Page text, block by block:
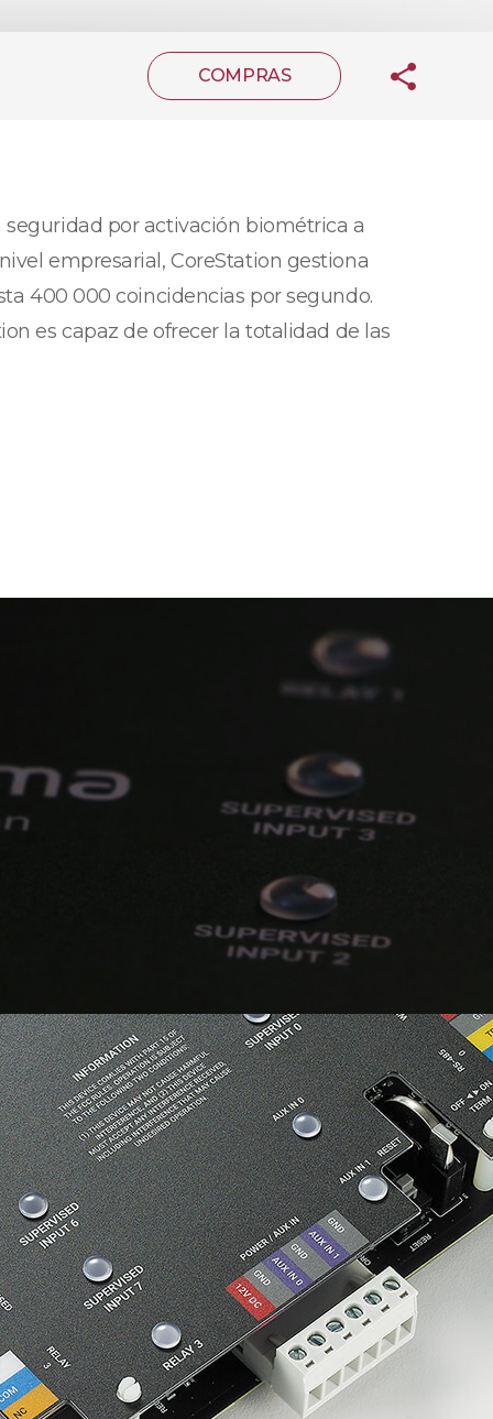
COMPRAS
por activación biométrica a
empresarial, CoreStation gestiona
400 000 coincidencias por segundo.
es capaz de ofrecer la totalidad de las